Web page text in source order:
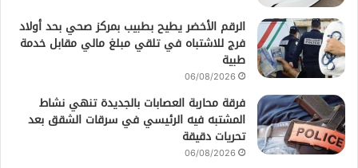
الرقم الأخضر يطيح بطبيب بمركز صحي بحد أولاد
فرج للاشتباه في تلقي مبلغ مالي مقابل خدمة
طبية
06/08/2026
فرقة محاربة العصابات بالجديدة تنهي نشاط
المشتبه فيه الرئيسي في سرقات الشقق بعد
تحريات دقيقة
06/08/2026